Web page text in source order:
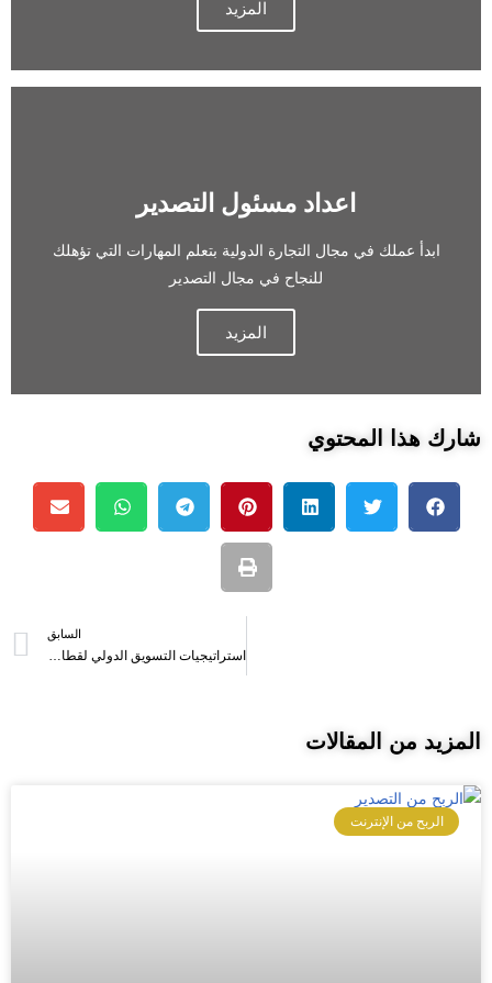
المزيد
اعداد مسئول التصدير
ابدأ عملك في مجال التجارة الدولية بتعلم المهارات التي تؤهلك
للنجاح في مجال التصدير
المزيد
شارك هذا المحتوي
السابق
استراتيجيات التسويق الدولي لقطاع التصدير
المزيد من المقالات
الربح من الإنترنت